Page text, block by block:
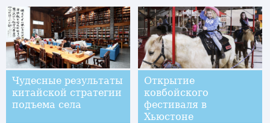
Чудесные результаты
китайской стратегии
подъема села
Открытие
ковбойского
фестиваля в
Хьюстоне